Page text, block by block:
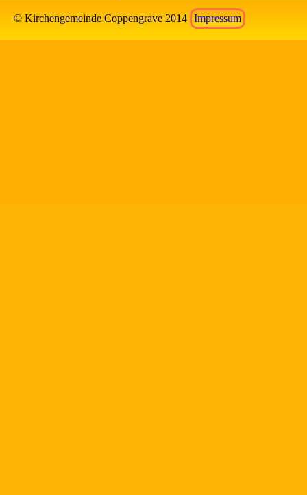
© Kirchengemeinde Coppengrave 2014 Impressum